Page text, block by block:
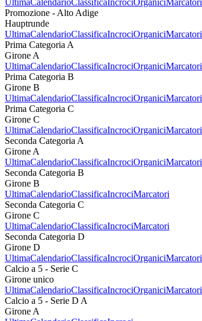
Promozione - Alto Adige
Hauptrunde
UltimaCalendarioClassificaIncrociOrganiciMarcatori
Prima Categoria A
Girone A
UltimaCalendarioClassificaIncrociOrganiciMarcatori
Prima Categoria B
Girone B
UltimaCalendarioClassificaIncrociOrganiciMarcatori
Prima Categoria C
Girone C
UltimaCalendarioClassificaIncrociOrganiciMarcatori
Seconda Categoria A
Girone A
UltimaCalendarioClassificaIncrociOrganiciMarcatori
Seconda Categoria B
Girone B
UltimaCalendarioClassificaIncrociMarcatori
Seconda Categoria C
Girone C
UltimaCalendarioClassificaIncrociMarcatori
Seconda Categoria D
Girone D
UltimaCalendarioClassificaIncrociOrganiciMarcatori
Calcio a 5 - Serie C
Girone unico
UltimaCalendarioClassificaIncrociOrganiciMarcatori
Calcio a 5 - Serie D A
Girone A